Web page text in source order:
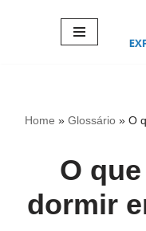
Home » Glossário » O
O
dormir